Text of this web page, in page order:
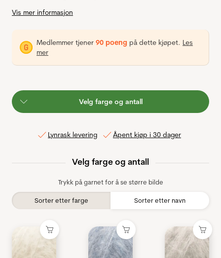
Vis mer informasjon
Medlemmer tjener 90 poeng på dette kjøpet. Les
mer
Velg farge og antall
Lynrask levering Åpent kjøp i 30 dager
Velg farge og antall
Trykk på garnet for å se større bilde
Sorter etter farge Sorter etter navn